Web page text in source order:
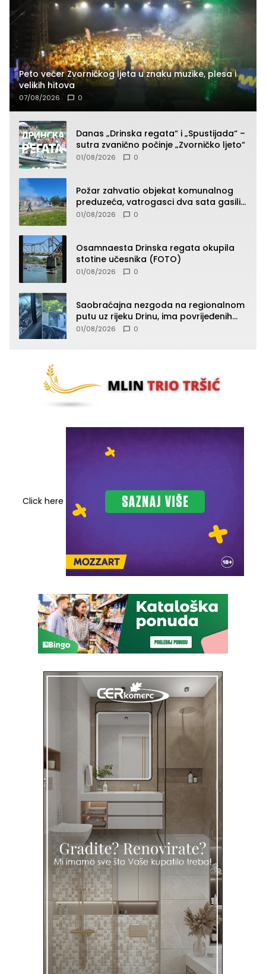
Peto večer Zvorničkog ljeta u znaku muzike, plesa i
velikih hitova
07/08/2026 0
Danas „Drinska regata“ i „Spustijada“ –
sutra zvanično počinje „Zvorničko ljeto“
01/08/2026 0
Požar zahvatio objekat komunalnog
preduzeća, vatrogasci dva sata gasili
vatru (FOTO)
01/08/2026 0
Osamnaesta Drinska regata okupila
stotine učesnika (FOTO)
01/08/2026 0
Saobraćajna nezgoda na regionalnom
putu uz rijeku Drinu, ima povrijeđenih
lica (FOTO)
01/08/2026 0
Click here